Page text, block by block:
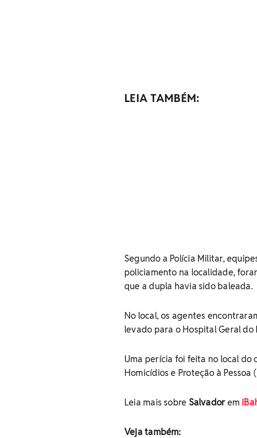
LEIA TAMBÉM:
Segundo a Polícia Militar,
policiamento na localidade,
que a dupla havia sido baleada.
No local, os agentes
levado para o Hospital Geral do
Uma perícia foi feita no local
Homicídios e Proteção à Pessoa
Leia mais sobre Salvadorem
Veja também: